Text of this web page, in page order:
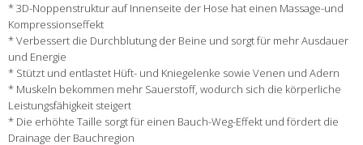
* 3D-Noppenstruktur auf Innenseite der Hose hat einen Massage-und
Kompressionseffekt
* Verbessert die Durchblutung der Beine und sorgt für mehr Ausdauer
und Energie
* Stützt und entlastet Hüft- und Kniegelenke sowie Venen und Adern
* Muskeln bekommen mehr Sauerstoff, wodurch sich die körperliche
Leistungsfähigkeit steigert
* Die erhöhte Taille sorgt für einen Bauch-Weg-Effekt und fördert die
Drainage der Bauchregion